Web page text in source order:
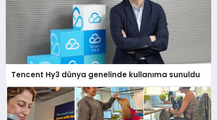
Tencent Hy3 dünya genelinde kullanıma sunuldu